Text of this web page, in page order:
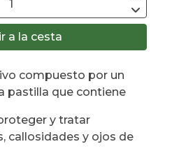
a la cesta
compuesto por un
pastilla que contiene
y tratar
callosidades y ojos de